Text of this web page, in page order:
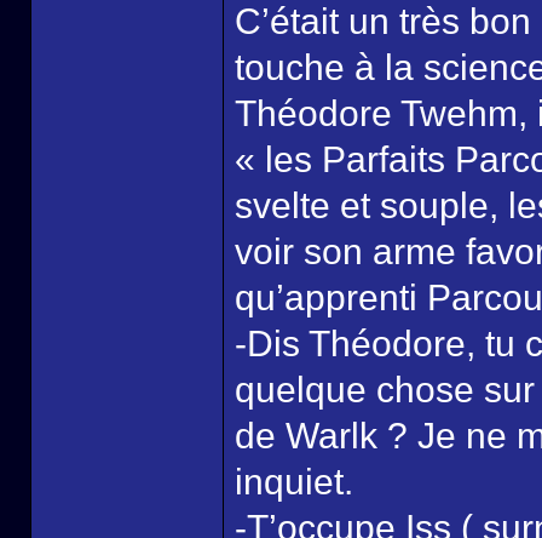
C’était un très
touche à la
Théodore Twehm,
« les Parfaits
svelte et souple,
voir son arme
qu’apprenti
-Dis Théodore, tu
quelque chose
de Warlk ? Je ne
inquiet.
-T’occupe Iss (